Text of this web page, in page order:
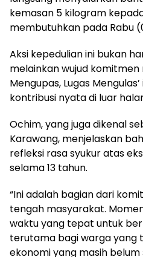
kemasan 5 kilogram
membutuhkan pada Rabu
Aksi kepedulian ini bukan
melainkan wujud komitmen
Mengupas, Lugas
kontribusi nyata di luar
Ochim, yang juga dikenal
Karawang, menjelaskan
refleksi rasa syukur atas
selama 13 tahun.
“Ini adalah bagian dari
tengah masyarakat.
waktu yang tepat untuk
terutama bagi warga yang
ekonomi yang masih belum